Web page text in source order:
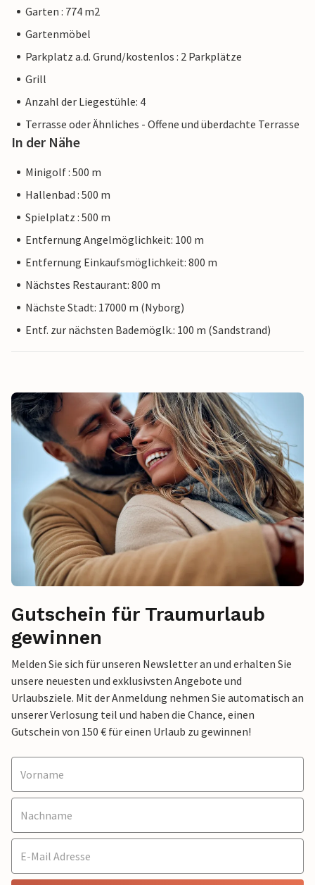
Garten : 774 m2
Gartenmöbel
Parkplatz a.d. Grund/kostenlos : 2 Parkplätze
Grill
Anzahl der Liegestühle: 4
Terrasse oder Ähnliches - Offene und überdachte Terrasse
In der Nähe
Minigolf : 500 m
Hallenbad : 500 m
Spielplatz : 500 m
Entfernung Angelmöglichkeit: 100 m
Entfernung Einkaufsmöglichkeit: 800 m
Nächstes Restaurant: 800 m
Nächste Stadt: 17000 m (Nyborg)
Entf. zur nächsten Bademöglk.: 100 m (Sandstrand)
Gutschein für Traumurlaub
gewinnen
Melden Sie sich für unseren Newsletter an und erhalten Sie
unsere neuesten und exklusivsten Angebote und
Urlaubsziele. Mit der Anmeldung nehmen Sie automatisch an
unserer Verlosung teil und haben die Chance, einen
Gutschein von 150 € für einen Urlaub zu gewinnen!